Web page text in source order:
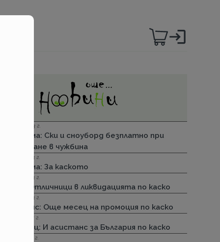
06.12.2023 г.
Групама: Ски и сноуборд безплатно при
пътуване в чужбина
27.04.2023 г.
Групама: За каското
31.03.2023 г.
ДЗИ: Отличници в ликвидацията по каско
31.03.2023 г.
Лев Инс: Още месец на промоция по каско
30.11.2022 г.
Армеец: И асистанс за България по каско
15.11.2022 г.